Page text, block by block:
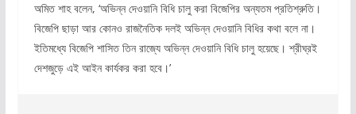
অমিত শাহ বলেন, ‘অভিন্ন দেওয়ানি বিধি চালু করা বিজেপির অন্যতম প্রতিশ্রুতি।
বিজেপি ছাড়া আর কোনও রাজনৈতিক দলই অভিন্ন দেওয়ানি বিধির কথা বলে না।
ইতিমধ্যে বিজেপি শাসিত তিন রাজ্যে অভিন্ন দেওয়ানি বিধি চালু হয়েছে। শ্রীঘ্রই
দেশজুড়ে এই আইন কার্যকর করা হবে।’